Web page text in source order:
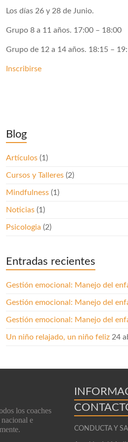
Los días 26 y 28 de Junio.
Grupo 8 a 11 años. 17:00 – 18:00
Grupo de 12 a 14 años. 18:15 –
Inscribirse
Blog
Artículos (1)
Cursos y Talleres (2)
Mindfulness (1)
Noticias (1)
Psicologia (2)
Entradas recientes
Gestión emocional: Manejo del
Gestión emocional: Manejo del
Gestión emocional: Manejo del
Un niño relajado, un niño feliz 24
los coaches
e
CONDUCTA Y